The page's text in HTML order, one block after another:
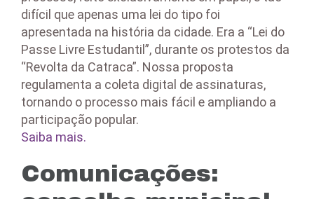
difícil que apenas uma lei do tipo foi
apresentada na história da cidade. Era a “Lei do
Passe Livre Estudantil”, durante os protestos da
“Revolta da Catraca”. Nossa proposta
regulamenta a coleta digital de assinaturas,
tornando o processo mais fácil e ampliando a
participação popular.
Saiba mais.
Comunicações: